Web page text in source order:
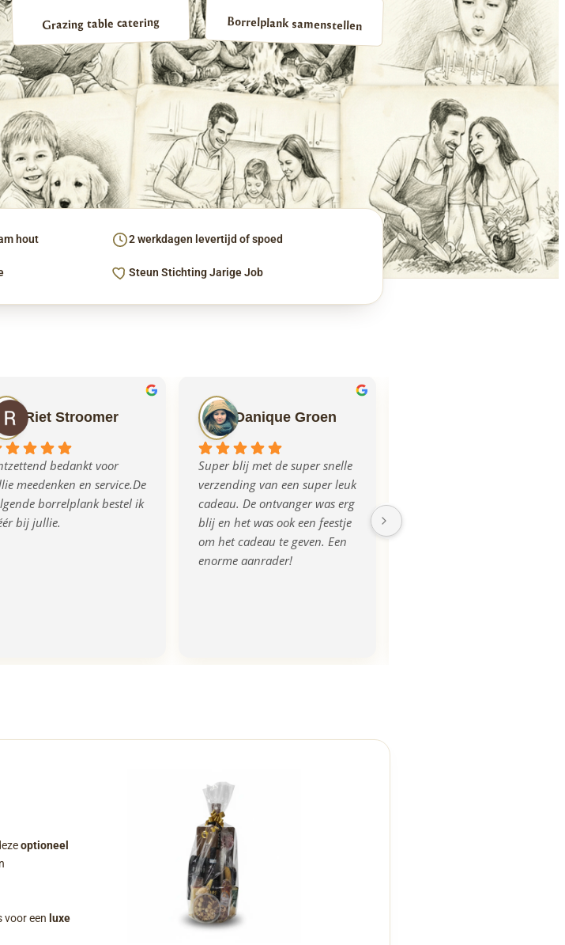
Grazing table catering Borrelplank samenstellen
hout 2 werkdagen levertijd of spoed
Steun Stichting Jarige Job
Riet Stroomer
bedankt voor
meedenken en service.De
borrelplank bestel ik
bij jullie.
Danique Groen
Super blij met de super snelle
verzending van een super leuk
cadeau. De ontvanger was erg
blij en het was ook een feestje
om het cadeau te geven. Een
enorme aanrader!
optioneel
voor een luxe